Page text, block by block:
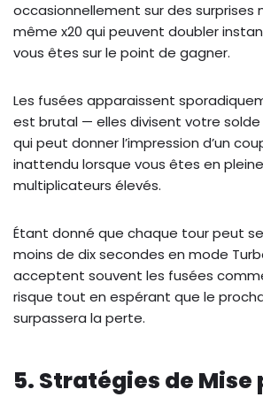
occasionnellement sur des surprises
même x20 qui peuvent doubler
vous êtes sur le point de gagner.
Les fusées apparaissent
est brutal — elles divisent votre
qui peut donner l’impression d’un
inattendu lorsque vous êtes en
multiplicateurs élevés.
Étant donné que chaque tour peut
moins de dix secondes en mode
acceptent souvent les fusées
risque tout en espérant que le
surpassera la perte.
5. Stratégies de Mise